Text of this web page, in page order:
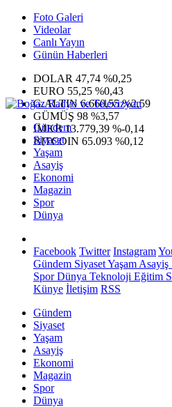
Foto Galeri
Videolar
Canlı Yayın
Günün Haberleri
DOLAR 47,74 %0,25
EURO 55,25 %0,43
G.ALTIN6.660,55 %2,59
GÜMÜŞ 98 %3,57
IMKB13.779,39 %-0,14
BITCOIN 65.093 %0,12
Gündem
Siyaset
Yaşam
Asayiş
Ekonomi
Magazin
Spor
Dünya
Facebook Twitter Instagram
Gündem SiyasetYaşam Asayiş
SporDünya Teknoloji Eğitim
Künye İletişim RSS
Gündem
Siyaset
Yaşam
Asayiş
Ekonomi
Magazin
Spor
Dünya